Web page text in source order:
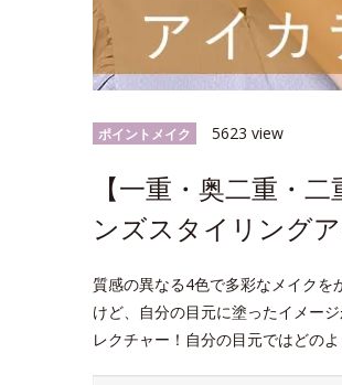
ポイントメイク 5623 view
【一重・奥二重・
ンズスタイリング
質感の異なる4色で多彩なメイクを
けど、自分の目元に塗ったイメー
レクチャー！自分の目元ではどの